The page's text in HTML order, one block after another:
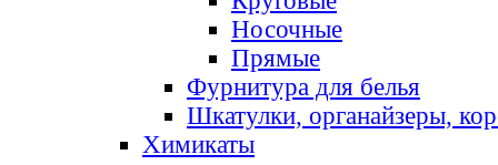
Носочные
Прямые
Фурнитура для белья
Шкатулки, органайзеры,
Химикаты